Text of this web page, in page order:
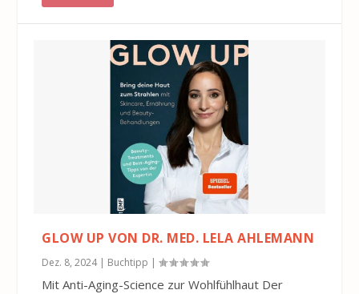
GLOW UP VON DR. MED. LELA AHLEMANN
Dez. 8, 2024| Buchtipp |
Mit Anti-Aging-Science zur Wohlfühlhaut Der